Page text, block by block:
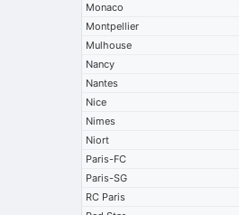
Monaco
Montpellier
Mulhouse
Nancy
Nantes
Nice
Nimes
Niort
Paris-FC
Paris-SG
RC Paris